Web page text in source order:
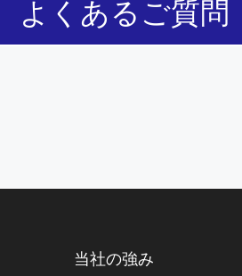
よくあるご質問
当社の強み